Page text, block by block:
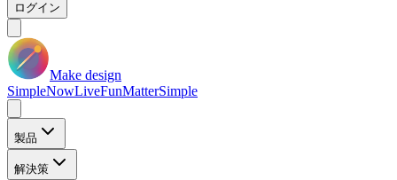
ログイン
Make design
SimpleNowLiveFunMatterSimple
製品
解決策